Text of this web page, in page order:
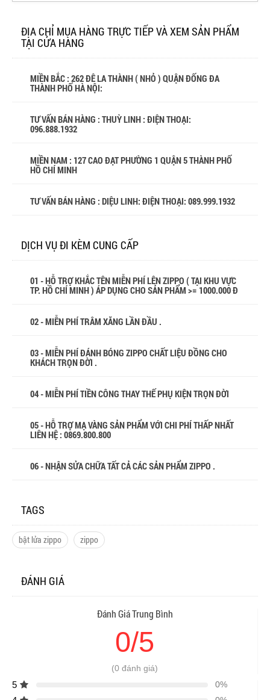
ĐỊA CHỈ MUA HÀNG TRỰC TIẾP VÀ XEM SẢN PHẨM
TẠI CỬA HÀNG
MIỀN BẮC : 262 ĐÊ LA THÀNH ( NHỎ ) QUẬN ĐỐNG ĐA
THÀNH PHỐ HÀ NỘI:
TƯ VẤN BÁN HÀNG : THUỲ LINH : ĐIỆN THOẠI:
096.888.1932
MIỀN NAM : 127 CAO ĐẠT PHƯỜNG 1 QUẬN 5 THÀNH PHỐ
HỒ CHÍ MINH
TƯ VẤN BÁN HÀNG : DIỆU LINH: ĐIỆN THOẠI: 089.999.1932
DỊCH VỤ ĐI KÈM CUNG CẤP
01 - HỖ TRỢ KHẮC TÊN MIỄN PHÍ LÊN ZIPPO ( TẠI KHU VỰC
TP. HỒ CHÍ MINH ) ÁP DỤNG CHO SẢN PHẨM >= 1000.000 Đ
02 - MIỄN PHÍ TRÂM XĂNG LẦN ĐẦU .
03 - MIỄN PHÍ ĐÁNH BÓNG ZIPPO CHẤT LIỆU ĐỒNG CHO
KHÁCH TRỌN ĐỜI .
04 - MIỄN PHÍ TIỀN CÔNG THAY THẾ PHỤ KIỆN TRỌN ĐỜI
05 - HỖ TRỢ MẠ VÀNG SẢN PHẨM VỚI CHI PHÍ THẤP NHẤT
LIÊN HỆ : 0869.800.800
06 - NHẬN SỬA CHỮA TẤT CẢ CÁC SẢN PHẨM ZIPPO .
TAGS
bật lửa zippo zippo
ĐÁNH GIÁ
Đánh Giá Trung Bình
0/5
(0 đánh giá)
5 0%